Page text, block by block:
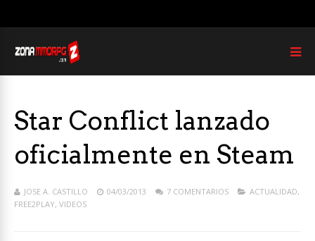
Star Conflict lanzado
oficialmente en Steam
JOSE A. CASTILLO 04/03/2013 7 COMENTARIOS ACTUALIDAD,
FREE2PLAY, VIDEOS